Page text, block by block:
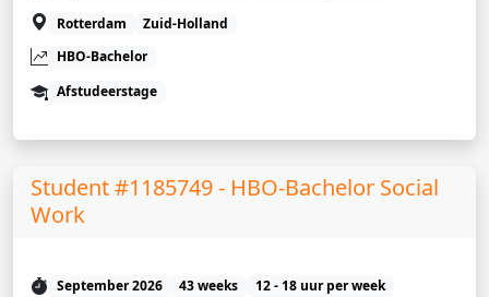
Rotterdam
Zuid-Holland
HBO-Bachelor
Afstudeerstage
Student #1185749 - HBO-Bachelor Social
Work
September 2026 43 weeks
12 - 18 uur per week